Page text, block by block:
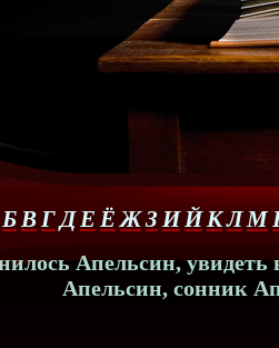
БВГДЕ Ё ЖЗ ИЙКЛМ
Апельсин, увидеть
Апельсин, сонник